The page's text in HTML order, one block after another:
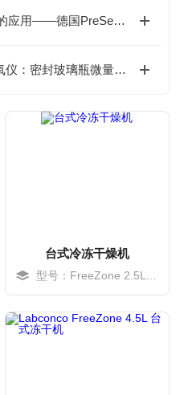
光学测氧技术在氧浓度检测中的应用——德国PreSens OXY-1 SMA-BT氧检测方案
德国PreSens非侵入式光纤溶氧仪：密封玻璃瓶微量测氧分析仪
台式冷冻干燥机
型号：FreeZone 2.5L –84 °C